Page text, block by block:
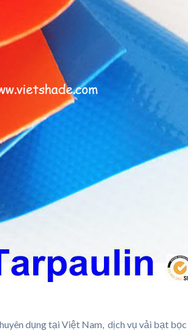
dụng tại Việt Nam, dịch vụ vải bạt